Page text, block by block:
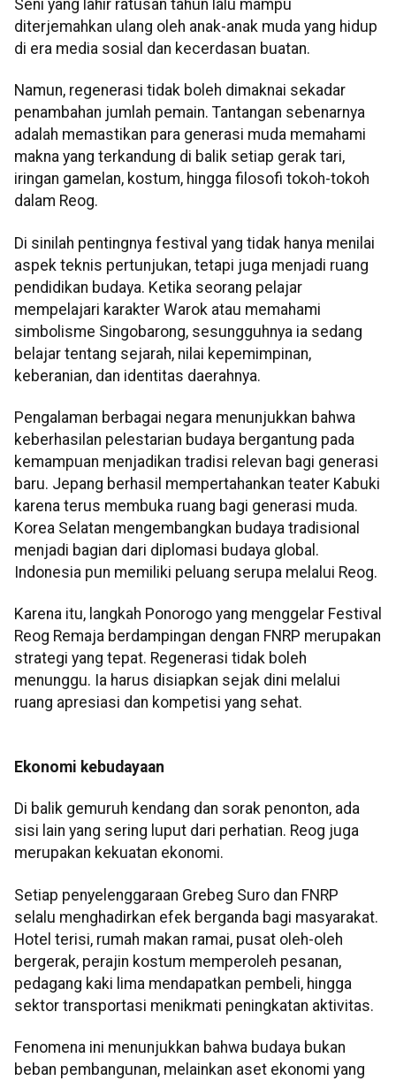
Seni yang lahir ratusan tahun lalu mampu
diterjemahkan ulang oleh anak-anak muda yang hidup
di era media sosial dan kecerdasan buatan.
Namun, regenerasi tidak boleh dimaknai sekadar
penambahan jumlah pemain. Tantangan sebenarnya
adalah memastikan para generasi muda memahami
makna yang terkandung di balik setiap gerak tari,
iringan gamelan, kostum, hingga filosofi tokoh-tokoh
dalam Reog.
Di sinilah pentingnya festival yang tidak hanya menilai
aspek teknis pertunjukan, tetapi juga menjadi ruang
pendidikan budaya. Ketika seorang pelajar
mempelajari karakter Warok atau memahami
simbolisme Singobarong, sesungguhnya ia sedang
belajar tentang sejarah, nilai kepemimpinan,
keberanian, dan identitas daerahnya.
Pengalaman berbagai negara menunjukkan bahwa
keberhasilan pelestarian budaya bergantung pada
kemampuan menjadikan tradisi relevan bagi generasi
baru. Jepang berhasil mempertahankan teater Kabuki
karena terus membuka ruang bagi generasi muda.
Korea Selatan mengembangkan budaya tradisional
menjadi bagian dari diplomasi budaya global.
Indonesia pun memiliki peluang serupa melalui Reog.
Karena itu, langkah Ponorogo yang menggelar Festival
Reog Remaja berdampingan dengan FNRP merupakan
strategi yang tepat. Regenerasi tidak boleh
menunggu. Ia harus disiapkan sejak dini melalui
ruang apresiasi dan kompetisi yang sehat.
Ekonomi kebudayaan
Di balik gemuruh kendang dan sorak penonton, ada
sisi lain yang sering luput dari perhatian. Reog juga
merupakan kekuatan ekonomi.
Setiap penyelenggaraan Grebeg Suro dan FNRP
selalu menghadirkan efek berganda bagi masyarakat.
Hotel terisi, rumah makan ramai, pusat oleh-oleh
bergerak, perajin kostum memperoleh pesanan,
pedagang kaki lima mendapatkan pembeli, hingga
sektor transportasi menikmati peningkatan aktivitas.
Fenomena ini menunjukkan bahwa budaya bukan
beban pembangunan, melainkan aset ekonomi yang